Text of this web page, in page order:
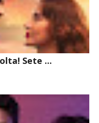
Sete ...